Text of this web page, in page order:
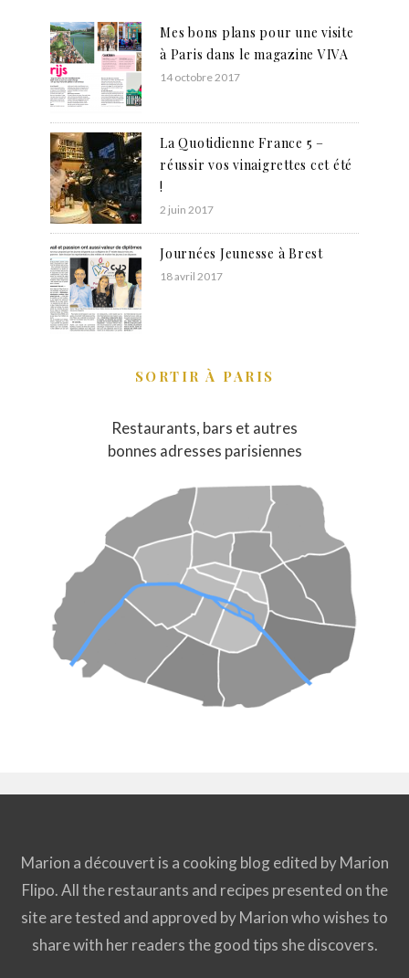
Mes bons plans pour une visite
à Paris dans le magazine VIVA
14 octobre 2017
La Quotidienne France 5 –
réussir vos vinaigrettes cet été
!
2 juin 2017
Journées Jeunesse à Brest
18 avril 2017
SORTIR À PARIS
Restaurants, bars et autres
bonnes adresses parisiennes
Marion a découvert is a cooking blog edited by Marion
Flipo. All the restaurants and recipes presented on the
site are tested and approved by Marion who wishes to
share with her readers the good tips she discovers.